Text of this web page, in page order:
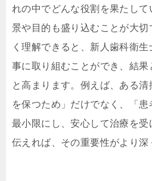
れの中でどんな役割を果たし
景や目的も盛り込むことが大
く理解できると、新人歯科衛
事に取り組むことができ、結
と高まります。例えば、ある
を保つため」だけでなく、「
最小限にし、安心して治療を受
伝えれば、その重要性がより深